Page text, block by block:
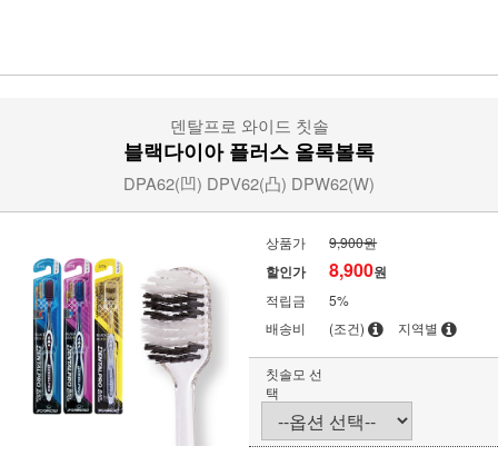
덴탈프로 와이드 칫솔
블랙다이아 플러스 올록볼록
DPA62(凹) DPV62(凸) DPW62(W)
상품가 9,900원
할인가 8,900원
적립금
5%
배송비
(조건) 지역별
칫솔모 선
택